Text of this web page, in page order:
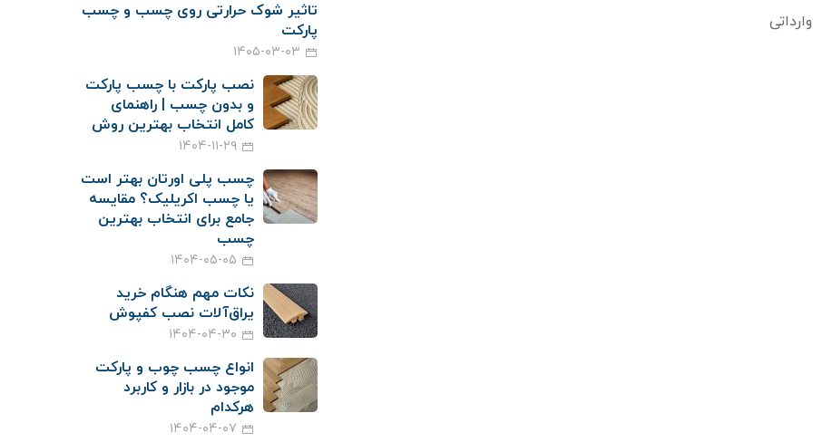
وارداتی
تاثیر شوک حرارتی روی چسب و چسب
پارکت
۱۴۰۵-۰۳-۰۳
نصب پارکت با چسب پارکت
و بدون چسب | راهنمای
کامل انتخاب بهترین روش
۱۴۰۴-۱۱-۲۹
چسب پلی اورتان بهتر است
یا چسب اکریلیک؟ مقایسه
جامع برای انتخاب بهترین
چسب
۱۴۰۴-۰۵-۰۵
نکات مهم هنگام خرید
یراق‌آلات نصب کفپوش
۱۴۰۴-۰۴-۳۰
انواع چسب چوب و پارکت
موجود در بازار و کاربرد
هرکدام
۱۴۰۴-۰۴-۰۷